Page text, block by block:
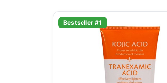
Bestseller #1